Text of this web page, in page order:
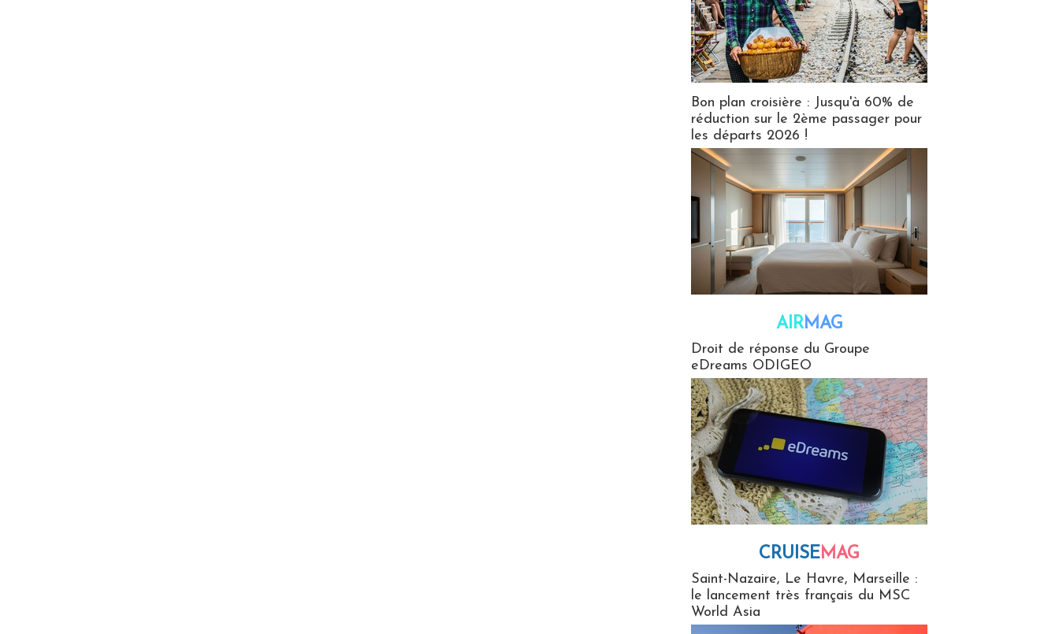
Bon plan croisière : Jusqu'à 60% de
réduction sur le 2ème passager pour
les départs 2026 !
AIRMAG
Droit de réponse du Groupe
eDreams ODIGEO
CRUISEMAG
Saint-Nazaire, Le Havre, Marseille :
le lancement très français du MSC
World Asia